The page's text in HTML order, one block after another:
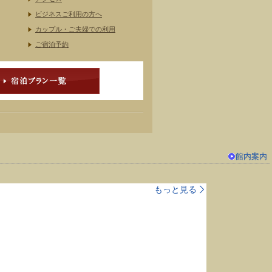
ビジネスご利用の方へ
カップル・ご夫婦での利用
ご宿泊予約
館内案内
もっと見る